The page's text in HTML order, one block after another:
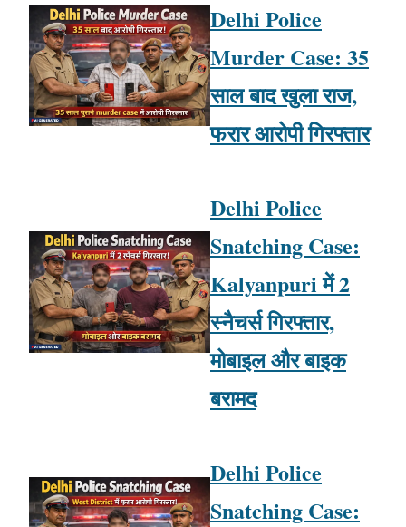
Delhi Police
Murder Case: 35
साल बाद खुला राज,
फरार आरोपी गिरफ्तार
Delhi Police
Snatching Case:
Kalyanpuri में 2
स्नैचर्स गिरफ्तार,
मोबाइल और बाइक
बरामद
Delhi Police
Snatching Case: